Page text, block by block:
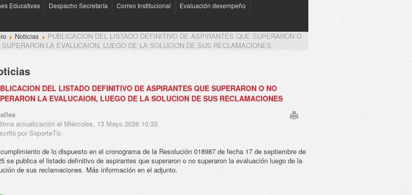
Educativas Despacho Secretaría Correo Institucional
Evaluación desempeño
Noticias
PUBLICACION DEL LISTADO DEFINITIVO DE ASPIRANTES QUE SUPERARON O
SUPERARON LA EVALUCAION, LUEGO DE LA SOLUCION DE SUS RECLAMACIONES
DEL LISTADO DEFINITIVO DE ASPIRANTES QUE SUPERARON O NO
LA EVALUCAION, LUEGO DE LA SOLUCION DE SUS RECLAMACIONES
actualización el Miércoles, 13 Mayo 2026 10:33
por SoporteTic
de lo dispuesto en el cronograma de la Resolución 018987 de fecha 17 de septiembre de
se publica el listado definitivo de aspirantes que superaron o no superaron la evaluación luego de la
de sus reclamaciones. Más información en el adjunto.